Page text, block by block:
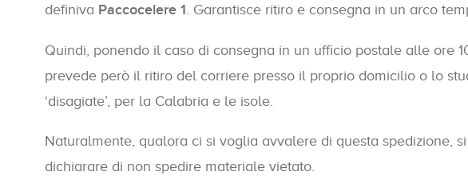
definiva Paccocelere 1. Garantisce ritiro e consegna in un arco
Quindi, ponendo il caso di consegna in un ufficio postale alle ore
prevede però il ritiro del corriere presso il proprio domicilio o lo
‘disagiate’, per la Calabria e le isole.
Naturalmente, qualora ci si voglia avvalere di questa spedizione,
dichiarare di non spedire materiale vietato.